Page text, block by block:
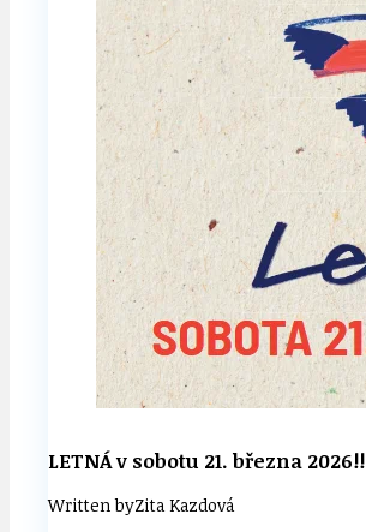
LETNÁ v sobotu 21. března 2026!!
Written byZita Kazdová